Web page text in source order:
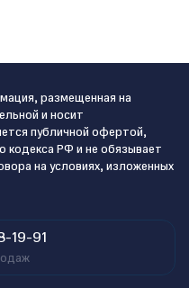
размещенная на
и носит
публичной офертой,
кодекса РФ и не обязывает
на условиях, изложенных
19-91